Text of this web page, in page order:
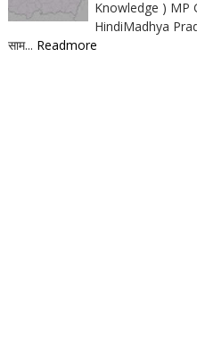
Knowledge ) MP
HindiMadhya
साम... Readmore